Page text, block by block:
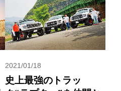
2021/01/18
史上最強のトラッ